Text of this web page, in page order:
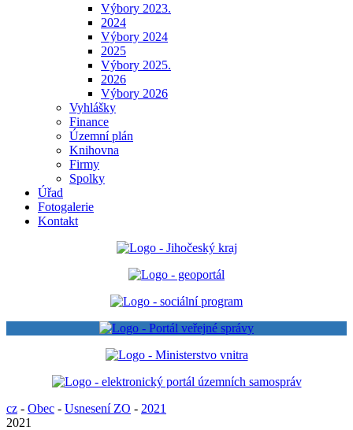
Výbory 2023.
2024
Výbory 2024
2025
Výbory 2025.
2026
Výbory 2026
Vyhlášky
Finance
Územní plán
Knihovna
Firmy
Spolky
Úřad
Fotogalerie
Kontakt
cz - Obec - Usnesení ZO - 2021
2021